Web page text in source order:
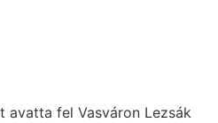
avatta fel Vasváron Lezsák